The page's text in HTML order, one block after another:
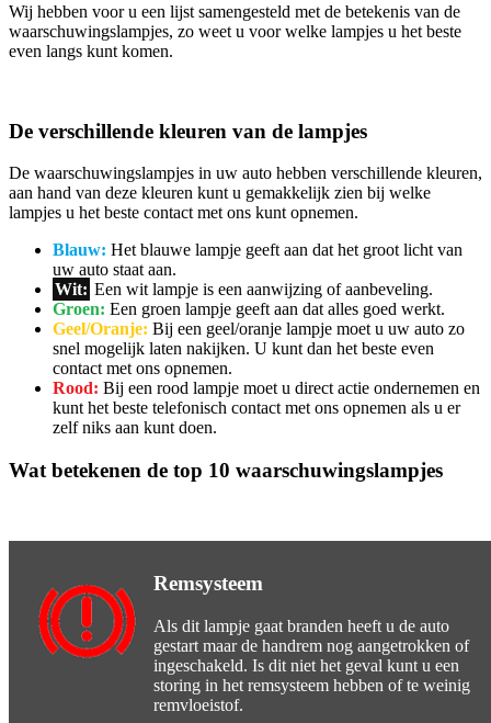
Wij hebben voor u een lijst samengesteld met de betekenis van de
waarschuwingslampjes, zo weet u voor welke lampjes u het beste
even langs kunt komen.
De verschillende kleuren van de lampjes
De waarschuwingslampjes in uw auto hebben verschillende kleuren,
aan hand van deze kleuren kunt u gemakkelijk zien bij welke
lampjes u het beste contact met ons kunt opnemen.
Blauw: Het blauwe lampje geeft aan dat het groot licht van
uw auto staat aan.
Wit: Een wit lampje is een aanwijzing of aanbeveling.
Groen: Een groen lampje geeft aan dat alles goed werkt.
Geel/Oranje: Bij een geel/oranje lampje moet u uw auto zo
snel mogelijk laten nakijken. U kunt dan het beste even
contact met ons opnemen.
Rood: Bij een rood lampje moet u direct actie ondernemen en
kunt het beste telefonisch contact met ons opnemen als u er
zelf niks aan kunt doen.
Wat betekenen de top 10 waarschuwingslampjes
Remsysteem
Als dit lampje gaat branden heeft u de auto
gestart maar de handrem nog aangetrokken of
ingeschakeld. Is dit niet het geval kunt u een
storing in het remsysteem hebben of te weinig
remvloeistof.